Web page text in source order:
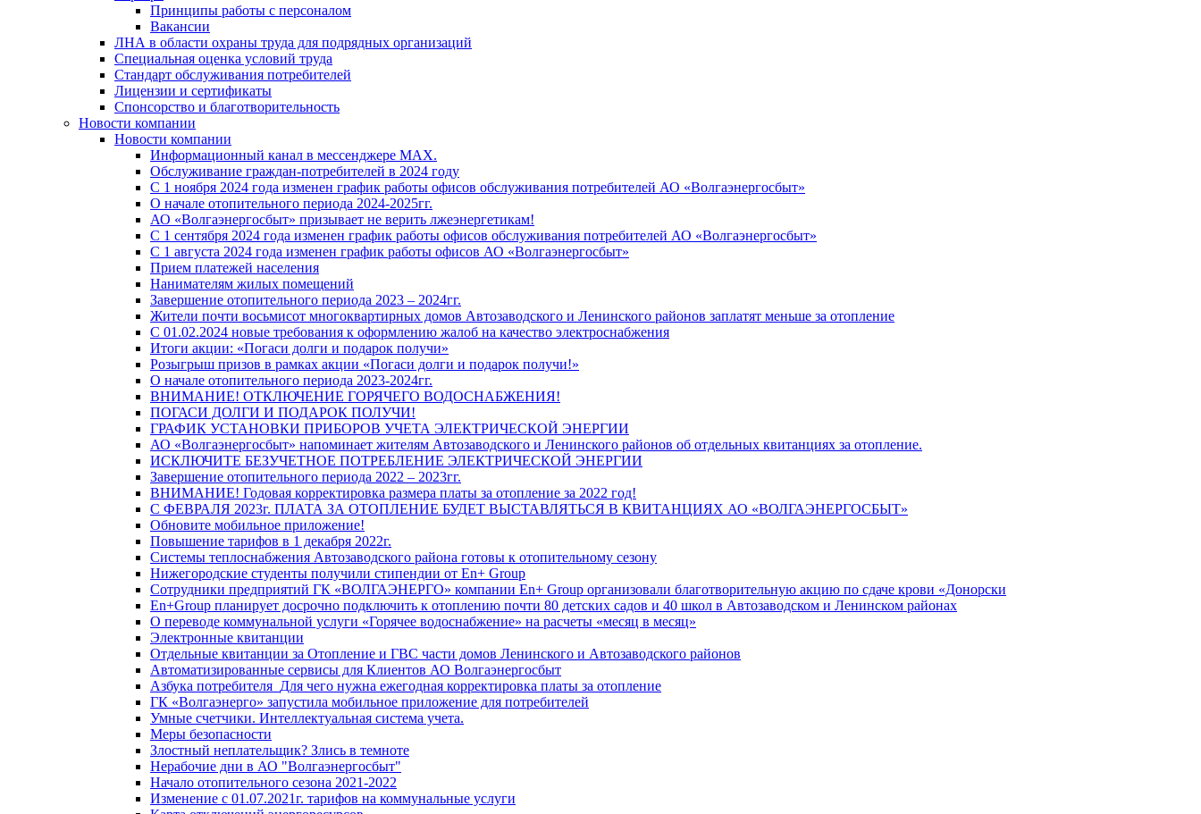
Принципы работы с персоналом
Вакансии
ЛНА в области охраны труда для подрядных организаций
Специальная оценка условий труда
Стандарт обслуживания потребителей
Лицензии и сертификаты
Спонсорство и благотворительность
Новости компании
Новости компании
Информационный канал в мессенджере MAX.
Обслуживание граждан-потребителей в 2024 году
С 1 ноября 2024 года изменен график работы офисов обслуживания потребителей АО «Волгаэнергосбыт»
О начале отопительного периода 2024-2025гг.
АО «Волгаэнергосбыт» призывает не верить лжеэнергетикам!
С 1 сентября 2024 года изменен график работы офисов обслуживания потребителей АО «Волгаэнергосбыт»
С 1 августа 2024 года изменен график работы офисов АО «Волгаэнергосбыт»
Прием платежей населения
Нанимателям жилых помещений
Завершение отопительного периода 2023 – 2024гг.
Жители почти восьмисот многоквартирных домов Автозаводского и Ленинского районов заплатят меньше за отопление
С 01.02.2024 новые требования к оформлению жалоб на качество электроснабжения
Итоги акции: «Погаси долги и подарок получи»
Розыгрыш призов в рамках акции «Погаси долги и подарок получи!»
О начале отопительного периода 2023-2024гг.
ВНИМАНИЕ! ОТКЛЮЧЕНИЕ ГОРЯЧЕГО ВОДОСНАБЖЕНИЯ!
ПОГАСИ ДОЛГИ И ПОДАРОК ПОЛУЧИ!
ГРАФИК УСТАНОВКИ ПРИБОРОВ УЧЕТА ЭЛЕКТРИЧЕСКОЙ ЭНЕРГИИ
АО «Волгаэнергосбыт» напоминает жителям Автозаводского и Ленинского районов об отдельных квитанциях за отопление.
ИСКЛЮЧИТЕ БЕЗУЧЕТНОЕ ПОТРЕБЛЕНИЕ ЭЛЕКТРИЧЕСКОЙ ЭНЕРГИИ
Завершение отопительного периода 2022 – 2023гг.
ВНИМАНИЕ! Годовая корректировка размера платы за отопление за 2022 год!
С ФЕВРАЛЯ 2023г. ПЛАТА ЗА ОТОПЛЕНИЕ БУДЕТ ВЫСТАВЛЯТЬСЯ В КВИТАНЦИЯХ АО «ВОЛГАЭНЕРГОСБЫТ»
Обновите мобильное приложение!
Повышение тарифов в 1 декабря 2022г.
Системы теплоснабжения Автозаводского района готовы к отопительному сезону
Нижегородские студенты получили стипендии от En+ Group
Сотрудники предприятий ГК «ВОЛГАЭНЕРГО» компании En+ Group организовали благотворительную акцию по сдаче крови «Донорски
En+Group планирует досрочно подключить к отоплению почти 80 детских садов и 40 школ в Автозаводском и Ленинском районах
О переводе коммунальной услуги «Горячее водоснабжение» на расчеты «месяц в месяц»
Электронные квитанции
Отдельные квитанции за Отопление и ГВС части домов Ленинского и Автозаводского районов
Автоматизированные сервисы для Клиентов АО Волгаэнергосбыт
Азбука потребителя_Для чего нужна ежегодная корректировка платы за отопление
ГК «Волгаэнерго» запустила мобильное приложение для потребителей
Умные счетчики. Интеллектуальная система учета.
Меры безопасности
Злостный неплательщик? Злись в темноте
Нерабочие дни в АО "Волгаэнергосбыт"
Начало отопительного сезона 2021-2022
Изменение с 01.07.2021г. тарифов на коммунальные услуги